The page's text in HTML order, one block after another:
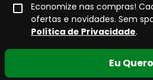
Economize nas compras!
ofertas e novidades. Sem
Política de Privacidade.
Eu